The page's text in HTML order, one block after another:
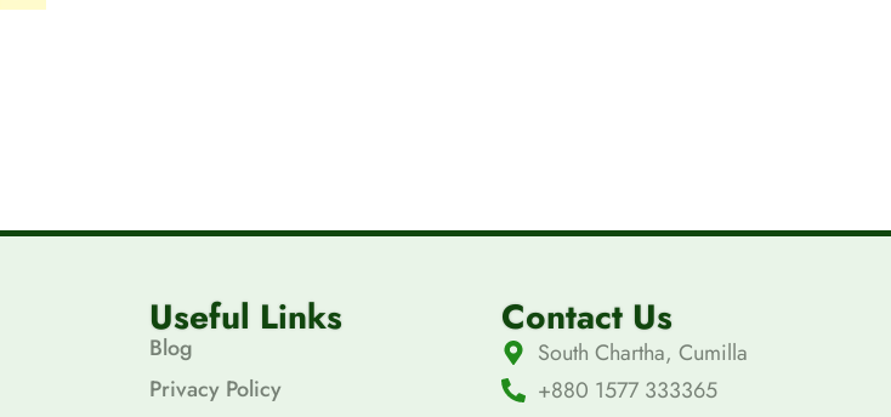
Useful Links
Blog
Privacy Policy
Contact Us
South Chartha, Cumilla
+880 1577 333365